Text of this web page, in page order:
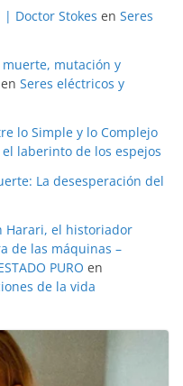
Doctor Stokes en Seres
mutación y
en Seres eléctricos y
lo Simple y lo Complejo
laberinto de los espejos
La desesperación del
Harari, el historiador
de las máquinas –
PURO en
de la vida